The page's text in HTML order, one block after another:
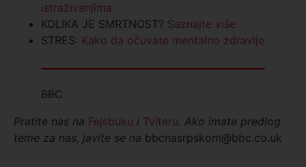
istraživanjima
KOLIKA JE SMRTNOST? Saznajte više
STRES: Kako da očuvate mentalno zdravlje
BBC
Pratite nas na Fejsbuku i Tviteru. Ako imate predlog
teme za nas, javite se na bbcnasrpskom@bbc.co.uk